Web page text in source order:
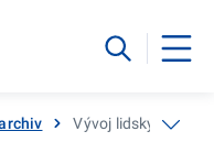
Vývoj lidských